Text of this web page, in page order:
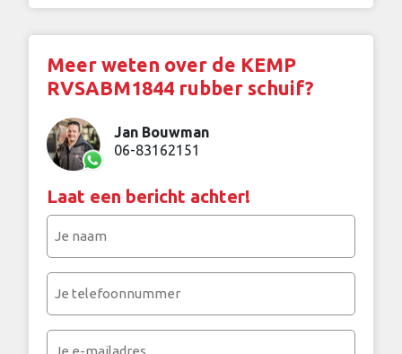
Meer weten over de KEMP
RVSABM1844 rubber schuif?
Jan Bouwman
06-83162151
Laat een bericht achter!
(Vereist)
(Vereist)